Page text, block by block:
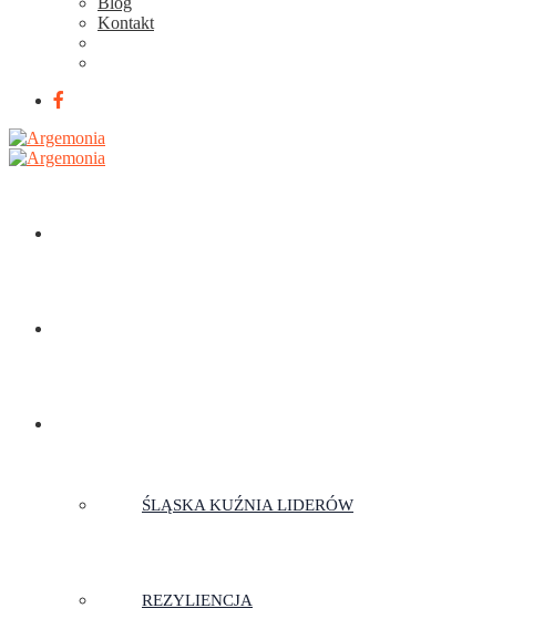
Kontakt
ŚLĄSKA KUŹNIA LIDERÓW
REZYLIENCJA